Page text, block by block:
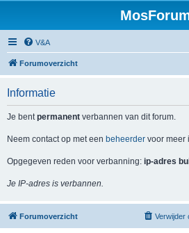
V&A
Forumoverzicht
Informatie
Je bentpermanent verbannen van dit forum.
Neem contact op met een beheerder voor meer
Opgegeven reden voor verbanning: ip-adres
Je IP-adres is verbannen.
Forumoverzicht Verwijder